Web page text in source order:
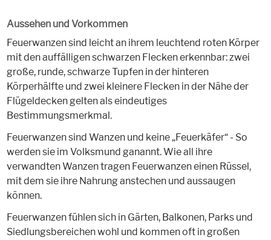
Aussehen und Vorkommen
Feuerwanzen sind leicht an ihrem leuchtend roten Körper
mit den auffälligen schwarzen Flecken erkennbar: zwei
große, runde, schwarze Tupfen in der hinteren
Körperhälfte und zwei kleinere Flecken in der Nähe der
Flügeldecken gelten als eindeutiges
Bestimmungsmerkmal.
Feuerwanzen sind Wanzen und keine „Feuerkäfer“ - So
werden sie im Volksmund ganannt. Wie all ihre
verwandten Wanzen tragen Feuerwanzen einen Rüssel,
mit dem sie ihre Nahrung anstechen und aussaugen
können.
Feuerwanzen fühlen sich in Gärten, Balkonen, Parks und
Siedlungsbereichen wohl und kommen oft in großen